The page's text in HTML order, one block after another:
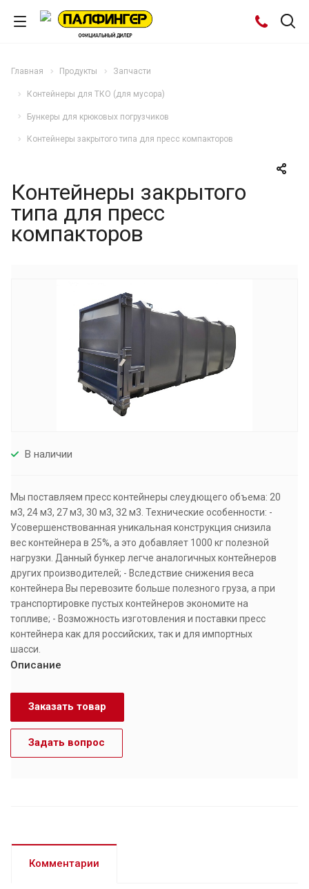
Главная Продукты Запчасти
Контейнеры для ТКО (для мусора)
Бункеры для крюковых погрузчиков
Контейнеры закрытого типа для пресс компакторов
Контейнеры закрытого
типа для пресс
компакторов
В наличии
Мы поставляем пресс контейнеры слеудющего объема: 20
м3, 24 м3, 27 м3, 30 м3, 32 м3. Технические особенности: -
Усовершенствованная уникальная конструкция снизила
вес контейнера в 25%, а это добавляет 1000 кг полезной
нагрузки. Данный бункер легче аналогичных контейнеров
других производителей; - Вследствие снижения веса
контейнера Вы перевозите больше полезного груза, а при
транспортировке пустых контейнеров экономите на
топливе; - Возможность изготовления и поставки пресс
контейнера как для российских, так и для импортных
шасси.
Описание
Заказать товар
Задать вопрос
Комментарии